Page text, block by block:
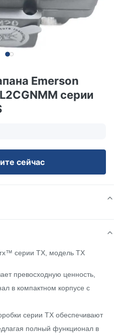
Emerson
серии
сейчас
серии TX, модель TX
превосходную ценность,
в компактном корпусе с
серии TX обеспечивают
полный функционал в